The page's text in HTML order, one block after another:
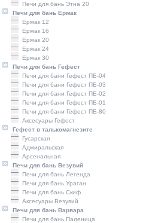
Печи для бань Этна 20
Печи для бань Ермак
Ермак 12
Ермак 16
Ермак 20
Ермак 24
Ермак 30
Печи для бань Гефест
Печи для бани Гефест ПБ-04
Печи для бани Гефест ПБ-03
Печи для бани Гефест ПБ-02
Печи для бани Гефест ПБ-01
Печи для бани Гефест ПБ-80
Аксесуары Гефест
Гефест в талькомагнезите
Гусарская
Адмиральская
Арсенальная
Печи для бань Везувий
Печи для бань Легенда
Печи для бань Ураган
Печи для бань Скиф
Аксесуары Везувий
Печи для бань Варвара
Печи для бань Паленица